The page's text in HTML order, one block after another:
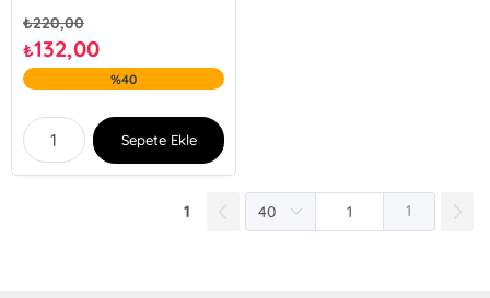
₺220,00
₺132,00
%40
Sepete Ekle
1 1